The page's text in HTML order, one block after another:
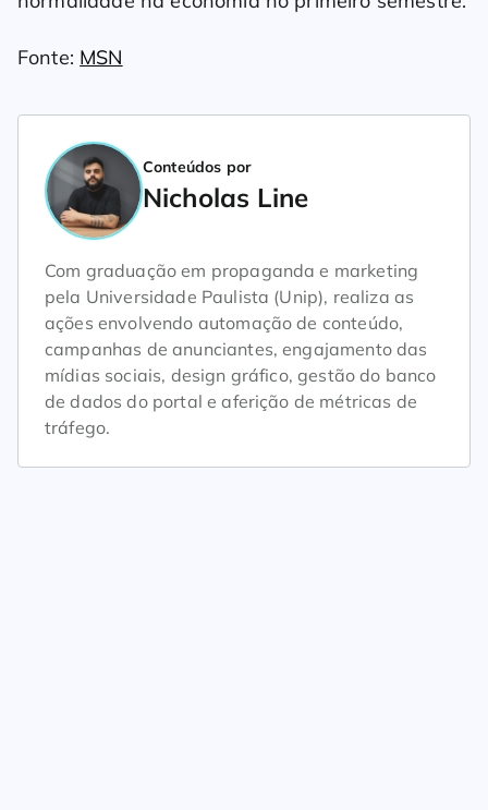
Fonte: MSN
Conteúdos por
Nicholas Line
Com graduação em propaganda e marketing
pela Universidade Paulista (Unip), realiza as
ações envolvendo automação de conteúdo,
campanhas de anunciantes, engajamento das
mídias sociais, design gráfico, gestão do banco
de dados do portal e aferição de métricas de
tráfego.